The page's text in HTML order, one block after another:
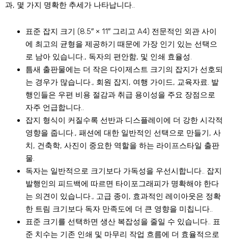
과, 몇 가지 명확한 추세가 나타납니다..
표준 잡지 크기 (8.5″ × 11″ 그리고 A4) 전문적인 외관 사이
에 최고의 균형을 제공하기 때문에 가장 인기 있는 선택으
로 남아 있습니다., 독자의 편안함, 및 인쇄 효율성.
틈새 출판물에는 더 작은 다이제스트 크기의 잡지가 선호되
는 경우가 많습니다., 회원 잡지, 여행 가이드, 교육자료. 발
행인들은 우편 비용 절감과 취급 용이성을 주요 장점으로
자주 언급합니다..
잡지 형식이 커질수록 선반과 디스플레이에 더 강한 시각적
영향을 줍니다., 패션에 대한 일반적인 선택으로 만들기, 사
치, 건축학, 사진이 중요한 역할을 하는 라이프스타일 출판
물.
독자는 일반적으로 크기보다 가독성을 우선시합니다.. 잡지
발행인의 피드백에 따르면 타이포그래피가 명확해야 한다
는 의견이 있습니다., 고급 종이, 효과적인 레이아웃은 정확
한 트림 크기보다 독자 만족도에 더 큰 영향을 미칩니다..
표준 크기를 선택하면 생산 복잡성을 줄일 수 있습니다.. 표
준 치수는 기존 인쇄 및 마무리 작업 흐름에 더 효율적으로